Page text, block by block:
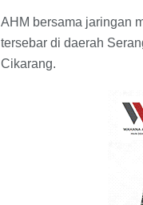
AHM bersama jaringan
tersebar di daerah
Cikarang.